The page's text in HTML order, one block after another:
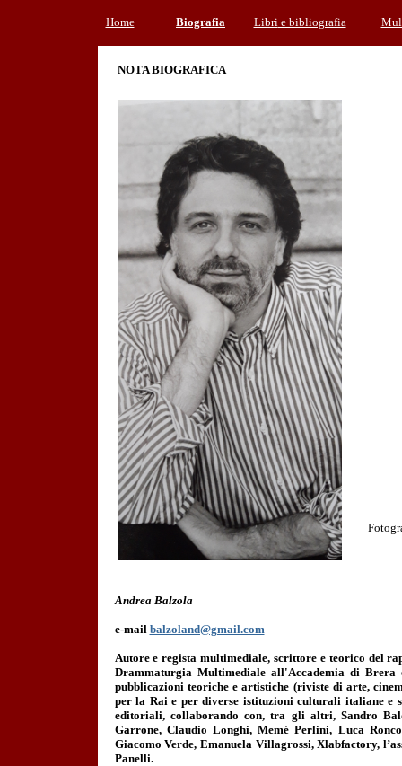
Home Biografia Librie bibliografia
NOTA BIOGRAFICA
Andrea Balzola
e-mail balzoland@gmail.com
Autore e regista multimediale, scrittore e teorico del
Drammaturgia Multimediale all'Accademia di
pubblicazioni teoriche e artistiche (riviste di arte,
per la Rai e per diverse istituzioni culturali italiane
editoriali, collaborando con, tra gli altri, Sandro
Garrone, Claudio Longhi, Memé Perlini, Luca
Giacomo Verde, Emanuela Villagrossi, Xlabfactory,
Panelli.